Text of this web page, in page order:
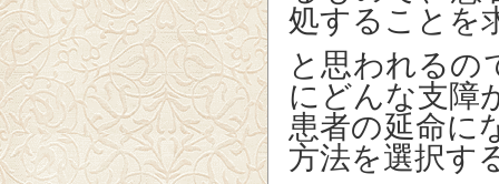
処することを
と思われるの
にどんな支障
患者の延命に
方法を選択す